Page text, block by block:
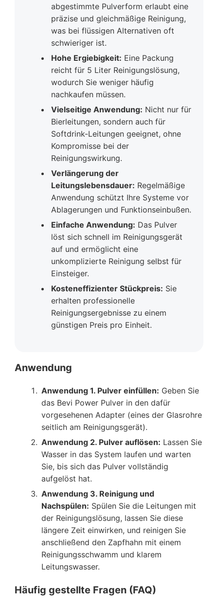
abgestimmte Pulverform erlaubt eine
präzise und gleichmäßige Reinigung,
was bei flüssigen Alternativen oft
schwieriger ist.
Hohe Ergiebigkeit: Eine Packung
reicht für 5 Liter Reinigungslösung,
wodurch Sie weniger häufig
nachkaufen müssen.
Vielseitige Anwendung: Nicht nur für
Bierleitungen, sondern auch für
Softdrink-Leitungen geeignet, ohne
Kompromisse bei der
Reinigungswirkung.
Verlängerung der
Leitungslebensdauer: Regelmäßige
Anwendung schützt Ihre Systeme vor
Ablagerungen und Funktionseinbußen.
Einfache Anwendung: Das Pulver
löst sich schnell im Reinigungsgerät
auf und ermöglicht eine
unkomplizierte Reinigung selbst für
Einsteiger.
Kosteneffizienter Stückpreis: Sie
erhalten professionelle
Reinigungsergebnisse zu einem
günstigen Preis pro Einheit.
Anwendung
Anwendung 1. Pulver einfüllen: Geben Sie
das Bevi Power Pulver in den dafür
vorgesehenen Adapter (eines der Glasrohre
seitlich am Reinigungsgerät).
Anwendung 2. Pulver auflösen: Lassen Sie
Wasser in das System laufen und warten
Sie, bis sich das Pulver vollständig
aufgelöst hat.
Anwendung 3. Reinigung und
Nachspülen: Spülen Sie die Leitungen mit
der Reinigungslösung, lassen Sie diese
längere Zeit einwirken, und reinigen Sie
anschließend den Zapfhahn mit einem
Reinigungsschwamm und klarem
Leitungswasser.
Häufig gestellte Fragen (FAQ)